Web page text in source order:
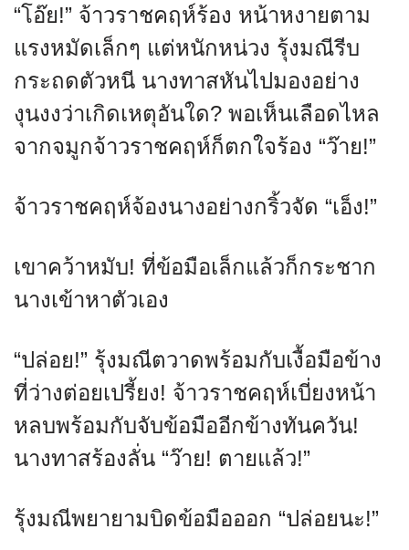
“โอ๊ย!” จ้าวราชคฤห์ร้อง หน้าหงายตาม
แรงหมัดเล็กๆ แต่หนักหน่วง รุ้งมณีรีบ
กระถดตัวหนี นางทาสหันไปมองอย่าง
งุนงงว่าเกิดเหตุอันใด? พอเห็นเลือดไหล
จากจมูกจ้าวราชคฤห์ก็ตกใจร้อง “ว๊าย!”
จ้าวราชคฤห์จ้องนางอย่างกริ้วจัด “เอ็ง!”
เขาคว้าหมับ! ที่ข้อมือเล็กแล้วก็กระชาก
นางเข้าหาตัวเอง
“ปล่อย!” รุ้งมณีตวาดพร้อมกับเงื้อมือข้าง
ที่ว่างต่อยเปรี้ยง! จ้าวราชคฤห์เบี่ยงหน้า
หลบพร้อมกับจับข้อมืออีกข้างทันควัน!
นางทาสร้องลั่น “ว๊าย! ตายแล้ว!”
รุ้งมณีพยายามบิดข้อมือออก “ปล่อยนะ!”